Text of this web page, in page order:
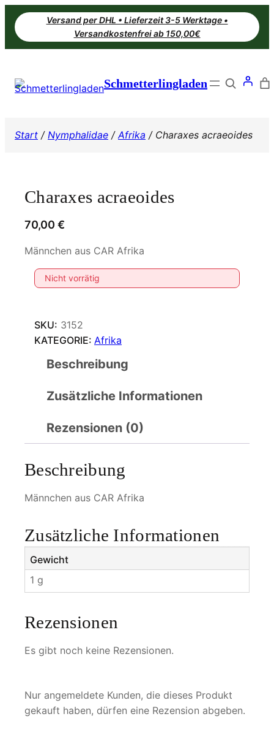
Zum
Inhalt
springen
Versand per DHL • Lieferzeit 3-5 Werktage •
Versandkostenfrei ab 150,00€
Schmetterlingladen Search
Start / Nymphalidae /Afrika / Charaxes acraeoides
Charaxes acraeoides
70,00 €
Männchen aus CAR Afrika
Nicht vorrätig
SKU: 3152
KATEGORIE: Afrika
Beschreibung
Zusätzliche Informationen
Rezensionen (0)
Beschreibung
Männchen aus CAR Afrika
Zusätzliche Informationen
Gewicht
1 g
Rezensionen
Es gibt noch keine Rezensionen.
Nur angemeldete Kunden, die dieses Produkt
gekauft haben, dürfen eine Rezension abgeben.